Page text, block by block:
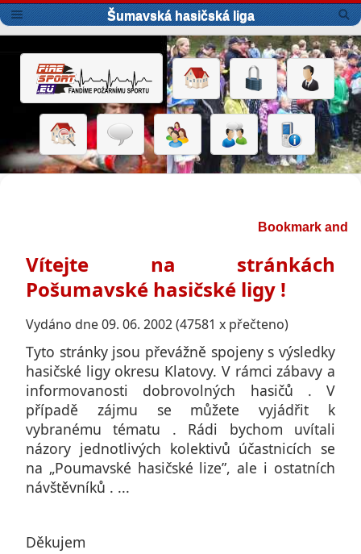
Šumavská hasičská liga
Vítejte na stránkách
Pošumavské hasičské ligy !
Vydáno dne 09. 06. 2002 (47581 x přečteno)
Tyto stránky jsou převážně spojeny s výsledky
hasičské ligy okresu Klatovy. V rámci zábavy a
informovanosti dobrovolných hasičů . V
případě zájmu se můžete vyjádřit k
vybranému tématu . Rádi bychom uvítali
názory jednotlivých kolektivů účastnicích se
na „Poumavské hasičské lize”, ale i ostatních
návštěvníků . ...
Děkujem